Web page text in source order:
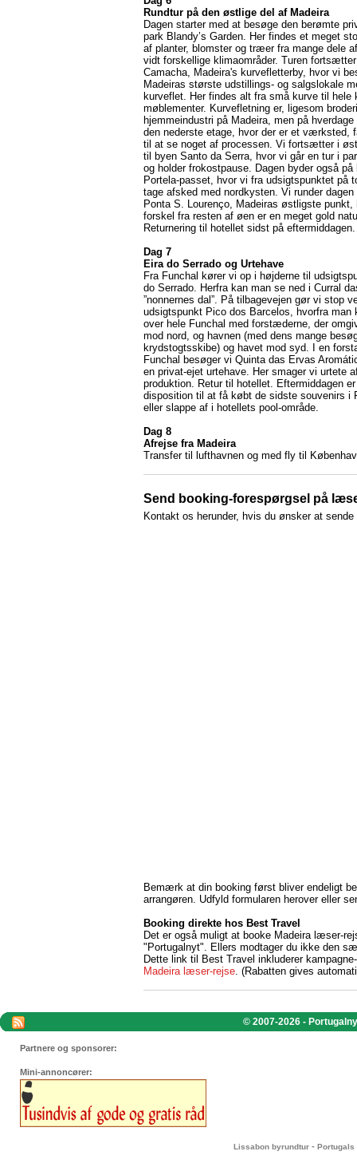
Rundtur på den østlige del af Madeira
Dagen starter med at besøge den berømte
park Blandy’s Garden. Her findes et meget
af planter, blomster og træer fra mange dele
vidt forskellige klimaområder. Turen
Camacha, Madeira's kurvefletterby, hvor vi
Madeiras største udstillings- og salgslokale
kurveflet. Her findes alt fra små kurve til hele
møblementer. Kurvefletning er, ligesom
hjemmeindustri på Madeira, men på
den nederste etage, hvor der er et værksted,
til at se noget af processen. Vi fortsætter i
til byen Santo da Serra, hvor vi går en tur i
og holder frokostpause. Dagen byder også på
Portela-passet, hvor vi fra udsigtspunktet på
tage afsked med nordkysten. Vi runder dagen
Ponta S. Lourenço, Madeiras østligste punkt,
forskel fra resten af øen er en meget gold
Returnering til hotellet sidst på eftermiddagen.
Dag 7
Eira do Serrado og Urtehave
Fra Funchal kører vi op i højderne til
do Serrado. Herfra kan man se ned i Curral
”nonnernes dal”. På tilbagevejen gør vi stop
udsigtspunkt Pico dos Barcelos, hvorfra man
over hele Funchal med forstæderne, der
mod nord, og havnen (med dens mange
krydstogtsskibe) og havet mod syd. I en
Funchal besøger vi Quinta das Ervas
en privat-ejet urtehave. Her smager vi urtete
produktion. Retur til hotellet. Eftermiddagen
disposition til at få købt de sidste souvenirs i
eller slappe af i hotellets pool-område.
Dag 8
Afrejse fra Madeira
Transfer til lufthavnen og med fly til
Send booking-forespørgsel på
Kontakt os herunder, hvis du ønsker at
Bemærk at din booking først bliver endeligt
arrangøren. Udfyld formularen herover eller
Booking direkte hos Best Travel
Det er også muligt at booke Madeira læser-
"Portugalnyt". Ellers modtager du ikke den
Dette link til Best Travel inkluderer
Madeira læser-rejse. (Rabatten gives
© 2007-2026 -
Partnere og sponsorer:
Mini-annoncører:
Lissabon byrundtur - Portugals